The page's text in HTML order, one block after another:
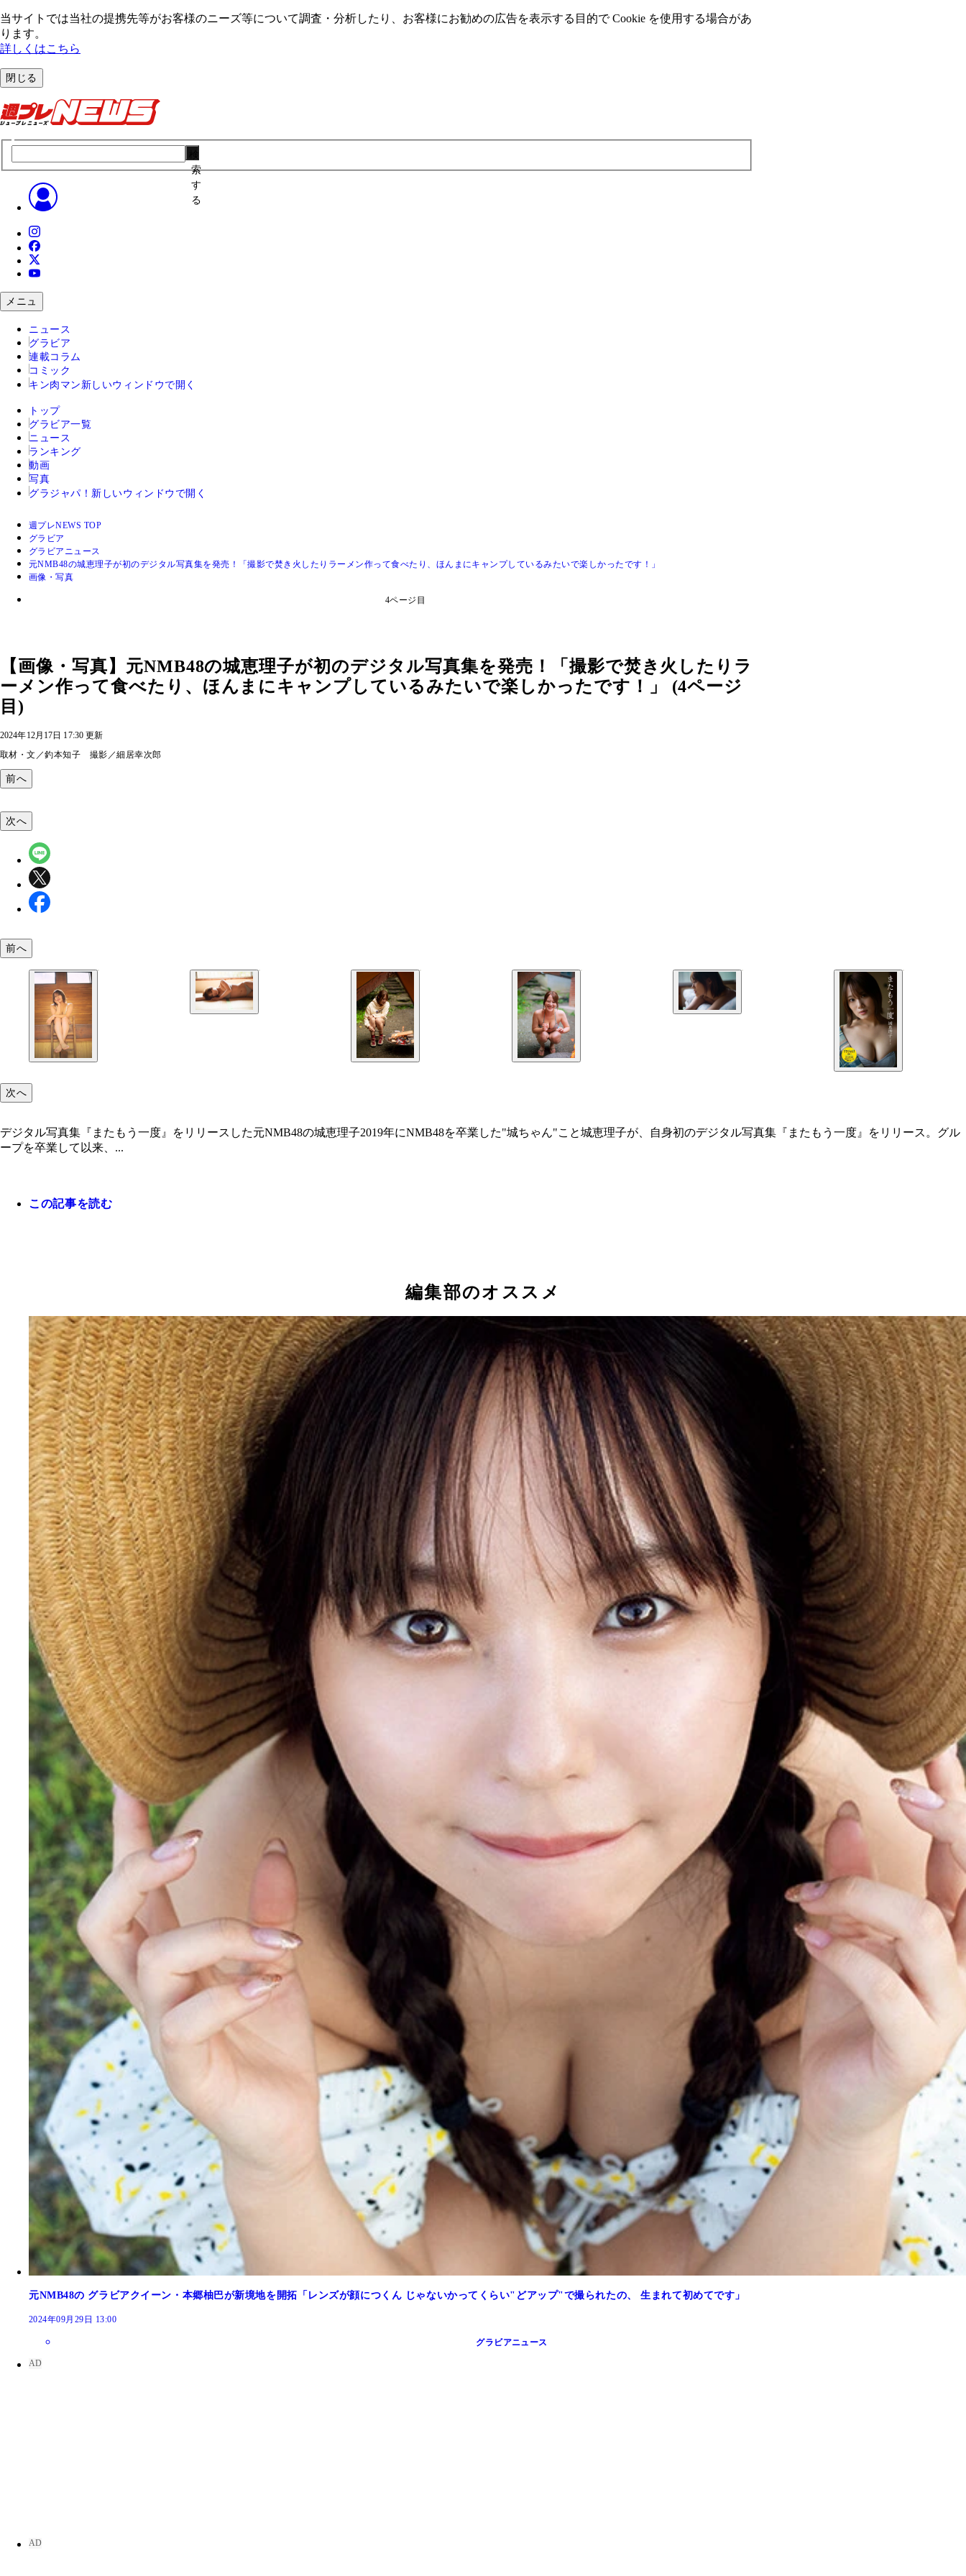
当サイトでは当社の提携先等がお客様のニーズ等について調査・分析したり、お客様にお勧めの広告を表⽰する⽬的で Cookie を使⽤する場合があ
ります。
詳しくはこちら
閉じる
索
す
る
メニュ
ニュース
グラビア
連載コラム
コミック
キン肉マン 新しいウィンドウで開く
トップ
グラビア一覧
ニュース
ランキング
動画
写真
グラジャパ！ 新しいウィンドウで開く
週プレNEWS TOP
グラビア
グラビアニュース
元NMB48の城恵理子が初のデジタル写真集を発売！「撮影で焚き火したりラーメン作って食べたり、ほんまにキャンプしているみたいで楽しかったです！」
画像・写真
4ページ目
【画像・写真】元NMB48の城恵理子が初のデジタル写真集を発売！「撮影で焚き火したりラ
ーメン作って食べたり、ほんまにキャンプしているみたいで楽しかったです！」 (4ページ
目)
2024年12月17日 17:30 更新
取材・文／釣本知子 撮影／細居幸次郎
前へ
デジタル写真集『またもう一度』をリリースした元NMB48の城恵理子
城恵理子デジタル写真集『またもう一度』より
城恵理子デジタル写真集『またもう一度』より
城恵理子デジタル写真集『またもう一度』より
城恵理子デジタル写真集『またもう一度』より
次へ
前へ
次へ
デジタル写真集『またもう一度』をリリースした元NMB48の城恵理子2019年にNMB48を卒業した"城ちゃん"こと城恵理子が、自身初のデジタル写真集『またもう一度』をリリース。グル
ープを卒業して以来、...
この記事を読む
編集部のオススメ
元NMB48の グラビアクイーン・本郷柚巴が新境地を開拓「レンズが顔につくん じゃないかってくらい"どアップ"で撮られたの、 生まれて初めてです」
2024年09月29日 13:00
グラビアニュース